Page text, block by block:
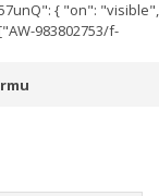
{ "on": "visible",
983802753/f-